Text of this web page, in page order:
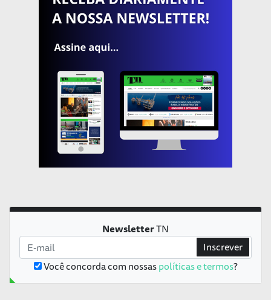
NewsletterTN
Você concorda com nossaspolíticas e termos?
Inscrever